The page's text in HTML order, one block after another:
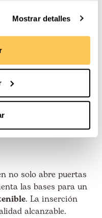
Mostrar detalles
acordes con tus
enresultados
en
con empresas te
la
en el mercado,
no solo abre puertas
las bases para un
. La inserción
alcanzable.